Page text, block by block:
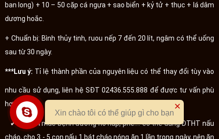
ban long) + 10 – 50 cặp cá ngựa + sao biển + kỷ tử + thục + lá dâm
dương hoắc.
+ Chuẩn bị: Bình thủy tinh, ruou nếp 7 đến 20 lít, ngâm có thể uống
sau từ 30 ngày.
***Lưu ý: Tỉ lệ thành phần của nguyên liệu có thể thay đổi tùy vào
nhu cầu sử dụng, liên hệ SĐT 02436.555.888 để được tư vấn phù
hợp.
✔ Nhóm mắc bệnh đường hô hấp, phế…: có thể dùng ĐTHT nấu
cháo, cho 3 - 5 con nấu 1 bát cháo nóng ăn 1 lần trong ngày, nên ăn
Xin chào tôi có thể giúp gì cho bạn